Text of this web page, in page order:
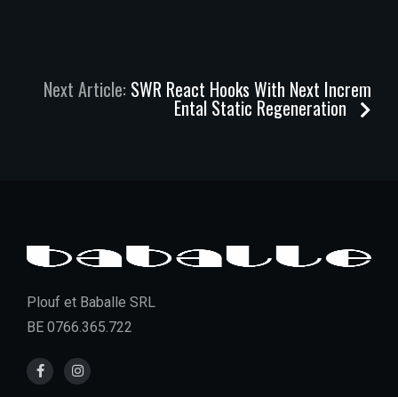
Next Article: SWR React Hooks With Next Increm
Ental Static Regeneration
Plouf et Baballe SRL
BE 0766.365.722